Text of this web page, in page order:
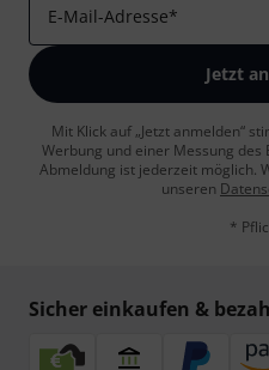
E-Mail-Adresse*
Jetzt
Mit Klick auf „Jetzt anmelden“
Werbung und einer Messung
Abmeldung ist jederzeit möglich.
unseren
*
Sicher einkaufen &